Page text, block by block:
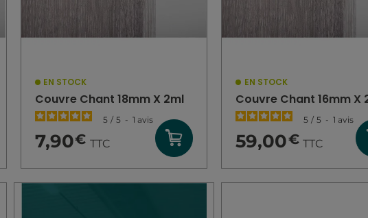
EN STOCK
Couvre Chant 18mm X 2ml
5 / 5 - 1 avis
7,90€ TTC
EN STOCK
Couvre Chant 16mm X
5 / 5 - 1avis
59,00€ TTC